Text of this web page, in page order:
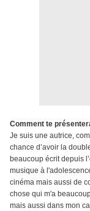
Comment te
Je suis une autrice,
chance d’avoir la
beaucoup écrit depuis
musique à
cinéma mais aussi de
chose qui m'a
mais aussi dans mon